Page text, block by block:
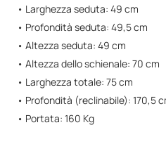
• Larghezza seduta: 49 cm
• Profondità seduta: 49,5 cm
• Altezza seduta: 49 cm
• Altezza dello schienale: 70 cm
• Larghezza totale: 75 cm
• Profondità (reclinabile): 170,5
• Portata: 160 Kg